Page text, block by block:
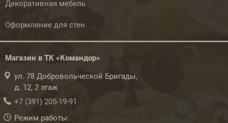
Декоративная мебель
Оформление для стен
Магазин в ТК «Командор»
ул. 78 Добровольческой Бригады,
д. 12, 2 этаж
+7 (391) 205-19-91
Режим работы: